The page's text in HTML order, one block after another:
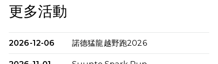
更多活動
2026-12-06 諾德猛龍越野跑2026